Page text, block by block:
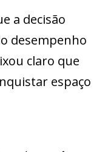
a decisão
desempenho
claro que
espaço